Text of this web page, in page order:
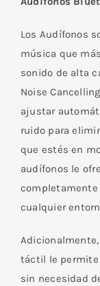
Los Audífonos
música que
sonido de alta
Noise
ajustar
ruido para
que estés en
audífonos le
completamente
cualquier
táctil le permite
sin necesidad